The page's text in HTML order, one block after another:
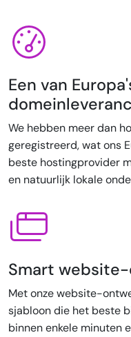
Een van
We hebben meer dan
geregistreerd, wat ons
beste hostingprovider
en natuurlijk lokale
Smart
Met onze website-
sjabloon die het beste
binnen enkele minuten